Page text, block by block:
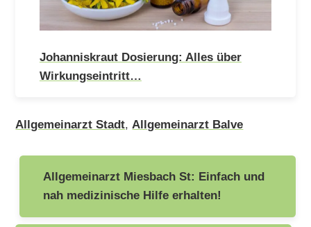
Johanniskraut Dosierung: Alles über
Wirkungseintritt…
Allgemeinarzt Stadt, Allgemeinarzt Balve
Beitragsnavigation
Allgemeinarzt Miesbach St: Einfach und
nah medizinische Hilfe erhalten!